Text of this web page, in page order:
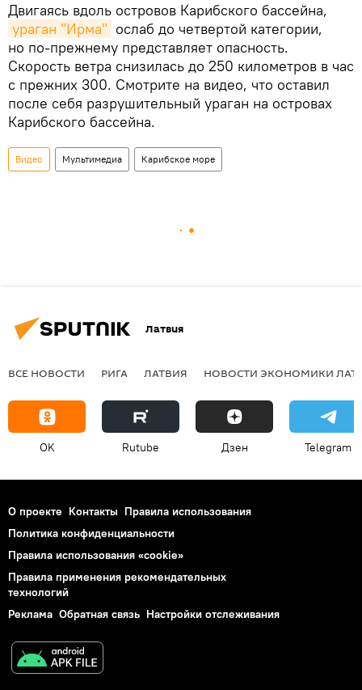
Двигаясь вдоль островов Карибского бассейна,
ураган "Ирма" ослаб до четвертой категории,
но по-прежнему представляет опасность.
Скорость ветра снизилась до 250 километров в час
с прежних 300. Смотрите на видео, что оставил
после себя разрушительный ураган на островах
Карибского бассейна.
Видео Мультимедиа Карибское море
Латвия
ВСЕ НОВОСТИ РИГА ЛАТВИЯ НОВОСТИ ЭКОНОМИКИ
OK Rutube Дзен Telegram
О проекте Контакты Правила использования
Политика конфиденциальности
Правила использования «cookie»
Правила применения рекомендательных
технологий
Реклама Обратная связь Настройки отслеживания